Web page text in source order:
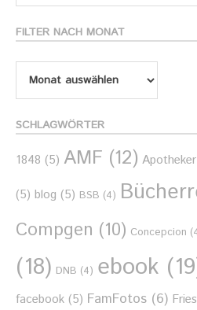
FILTER NACH MONAT
Filter
nach
Monat
SCHLAGWÖRTER
1848 (5) AMF (12) Apotheker
(5) blog (5) BSB (4)
Compgen (10) Concepcion
(18) DNB (4) ebook
facebook (5) FamFotos (6)